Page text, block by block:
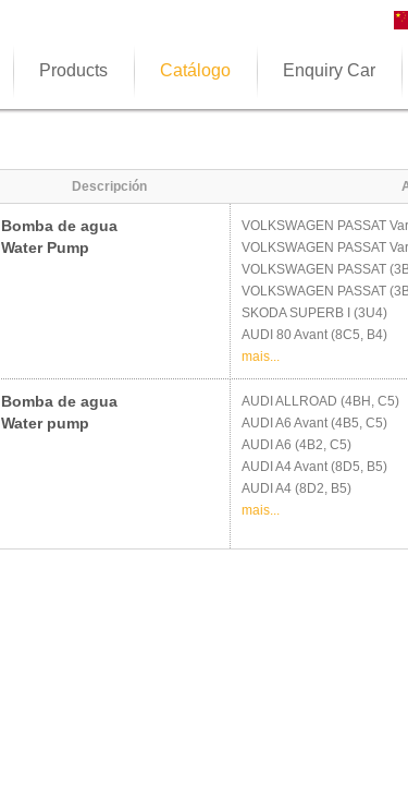
Products Catálogo Enquiry Car
Descripción
Bomba de agua
Water Pump
VOLKSWAGEN PASSAT
VOLKSWAGEN PASSAT
VOLKSWAGEN PASSAT
VOLKSWAGEN PASSAT
SKODASUPERB I (3U4)
AUDI 80 Avant (8C5, B4)
mais...
Bomba de agua
Water pump
AUDI ALLROAD (4BH, C5)
AUDI A6 Avant (4B5, C5)
AUDI A6 (4B2, C5)
AUDI A4 Avant (8D5, B5)
AUDI A4 (8D2, B5)
mais...